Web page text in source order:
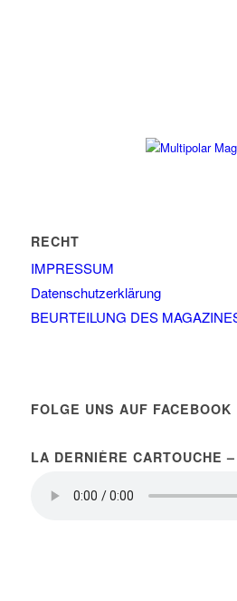
RECHT
IMPRESSUM
Datenschutzerklärung
BEURTEILUNG DES
FOLGE UNS AUF FACEBOOK
LA DERNIÈRE CARTOUCHE